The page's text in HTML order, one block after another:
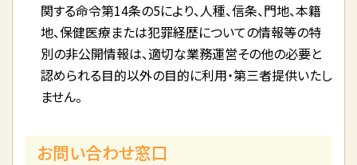
関する命令第14条の5により、人種、信条、門地、本籍
地、保健医療または犯罪経歴についての情報等の特
別の非公開情報は、適切な業務運営その他の必要と
認められる目的以外の目的に利用・第三者提供いたし
ません。
お問い合わせ窓口